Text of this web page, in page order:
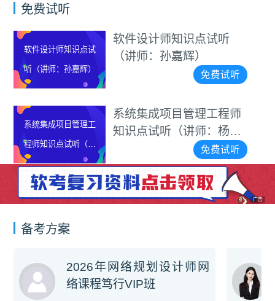
免费试听
点试
辉）
软件设计师知识点试听
（讲师：孙嘉辉）
理工
（讲
）
系统集成项目管理工程师
知识点试听（讲师：杨家
雄）
项目管理师
广告
备考方案
2026年网络规划设计师网
络课程笃行VIP班